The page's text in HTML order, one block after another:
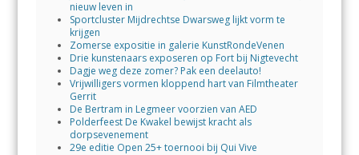
nieuw leven in
Sportcluster Mijdrechtse Dwarsweg lijkt vorm te
krijgen
Zomerse expositie in galerie KunstRondeVenen
Drie kunstenaars exposeren op Fort bij Nigtevecht
Dagje weg deze zomer? Pak een deelauto!
Vrijwilligers vormen kloppend hart van Filmtheater
Gerrit
De Bertram in Legmeer voorzien van AED
Polderfeest De Kwakel bewijst kracht als
dorpsevenement
29e editie Open 25+ toernooi bij Qui Vive